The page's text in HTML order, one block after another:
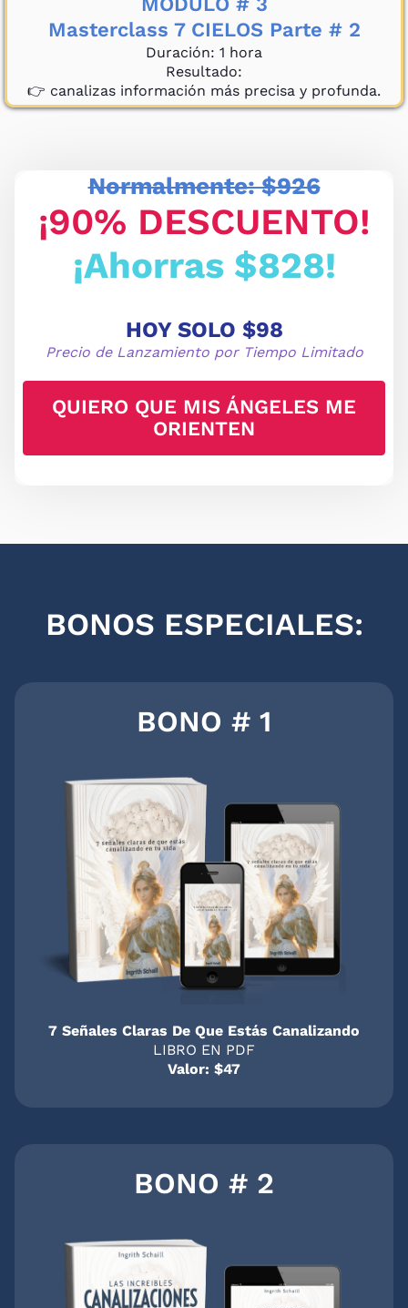
Masterclass 7 CIELOS Parte # 2
Duración: 1 hora
Resultado:
👉 canalizas información más precisa y profunda.
Normalmente: $926
¡90% DESCUENTO!
¡Ahorras $828!
HOY SOLO $98
Precio de Lanzamiento por Tiempo Limitado
QUIERO QUE MIS ÁNGELES ME
ORIENTEN
BONOS ESPECIALES:
BONO # 1
7 Señales Claras De Que Estás Canalizando
LIBRO EN PDF
Valor: $47
BONO # 2